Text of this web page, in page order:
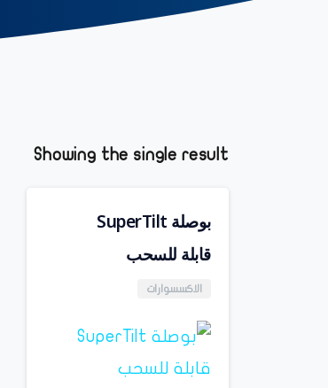
Showing the single result
بوصلة SuperTilt
قابلة للسحب
الاكسسوارات